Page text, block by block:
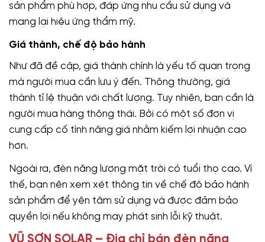
sản phẩm phù hợp, đáp ứng nhu cầu sử dụng và
mang lại hiệu ứng thẩm mỹ.
Giá thành, chế độ bảo hành
Như đã đề cập, giá thành chính là yếu tố quan trọng
mà người mua cần lưu ý đến. Thông thường, giá
thành tỉ lệ thuận với chất lượng. Tuy nhiên, bạn cần là
người mua hàng thông thái. Bởi có một số đơn vị
cung cấp cố tình nâng giá nhằm kiếm lợi nhuận cao
hơn.
Ngoài ra, đèn năng lượng mặt trời có tuổi thọ cao. Vì
thế, bạn nên xem xét thông tin về chế độ bảo hành
sản phẩm để yên tâm sử dụng và được đảm bảo
quyền lợi nếu không may phát sinh lỗi kỹ thuật.
VŨ SƠN SOLAR – Địa chỉ bán đèn năng